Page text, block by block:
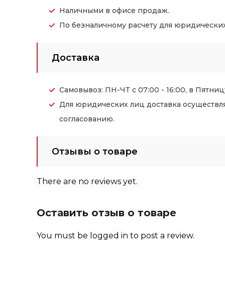
Наличными в офисе продаж.
По безналичному расчету для
Доставка
Самовывоз: ПН-ЧТ с 07:00 - 16:00, в
Для юридических лиц доставка
согласованию.
Отзывы о товаре
There are no reviews yet.
Оставить отзыв о товаре
You must be logged in to post a review.